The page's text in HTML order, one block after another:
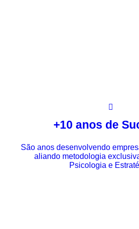
+10 anos de
São anos desenvolvendo
aliando metodologia
Psicologia e